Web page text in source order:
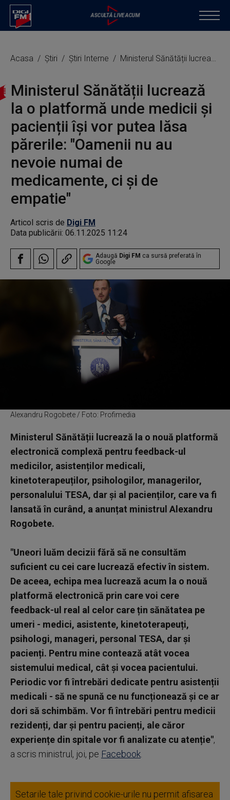
Acasa Știri Știri Interne Ministerul Sănătății lucrează la o platformă unde medicii și pacienții își vor putea lăsa părerile: "Oamenii nu au nevoie numai de medicamente, ci și de empatie"
Ministerul Sănătății lucrează
la o platformă unde medicii și
pacienții își vor putea lăsa
părerile: "Oamenii nu au
nevoie numai de
medicamente, ci și de
empatie"
Articol scris de Digi FM
Data publicării: 06.11.2025 11:24
Adaugă Digi FM ca sursă preferată în
Google
Alexandru Rogobete / Foto: Profimedia
Ministerul Sănătății lucrează la o nouă platformă
electronică complexă pentru feedback-ul
medicilor, asistenților medicali,
kinetoterapeuților, psihologilor, managerilor,
personalului TESA, dar și al pacienților, care va fi
lansată în curând, a anunțat ministrul Alexandru
Rogobete.
"Uneori luăm decizii fără să ne consultăm
suficient cu cei care lucrează efectiv în sistem.
De aceea, echipa mea lucrează acum la o nouă
platformă electronică prin care voi cere
feedback-ul real al celor care țin sănătatea pe
umeri - medici, asistente, kinetoterapeuți,
psihologi, manageri, personal TESA, dar și
pacienți. Pentru mine contează atât vocea
sistemului medical, cât și vocea pacientului.
Periodic vor fi întrebări dedicate pentru asistenții
medicali - să ne spună ce nu funcționează și ce ar
dori să schimbăm. Vor fi întrebări pentru medicii
rezidenți, dar și pentru pacienți, ale căror
experiențe din spitale vor fi analizate cu atenție",
a scris ministrul, joi, pe Facebook
Setarile tale privind cookie-urile nu permit afisarea